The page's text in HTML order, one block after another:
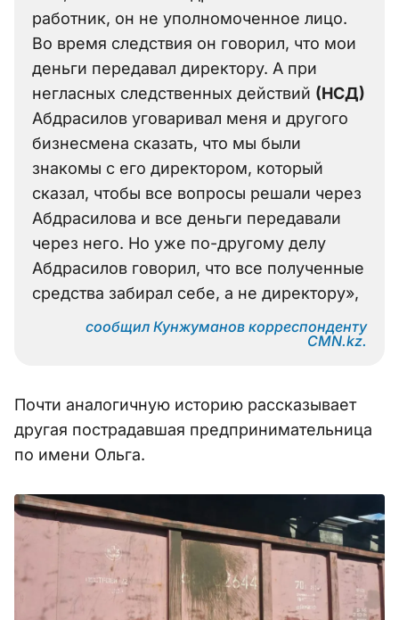
работник, он не уполномоченное лицо.
Во время следствия он говорил, что мои
деньги передавал директору. А при
негласных следственных действий (НСД)
Абдрасилов уговаривал меня и другого
бизнесмена сказать, что мы были
знакомы с его директором, который
сказал, чтобы все вопросы решали через
Абдрасилова и все деньги передавали
через него. Но уже по-другому делу
Абдрасилов говорил, что все полученные
средства забирал себе, а не директору»,
сообщил Кунжуманов корреспонденту
CMN.kz.
Почти аналогичную историю рассказывает
другая пострадавшая предпринимательница
по имени Ольга.